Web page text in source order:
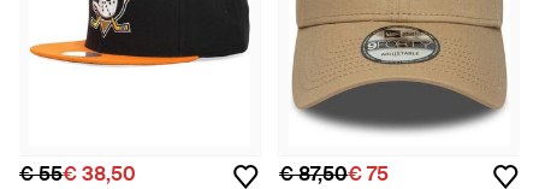
€ 55€ 38,50 € 87,50€ 75